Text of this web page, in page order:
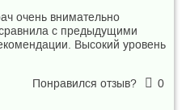
очень внимательно
с предыдущими
Высокий уровень
Понравился отзыв?
0